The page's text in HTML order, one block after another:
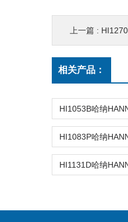
上一篇 : HI1270
相关产品：